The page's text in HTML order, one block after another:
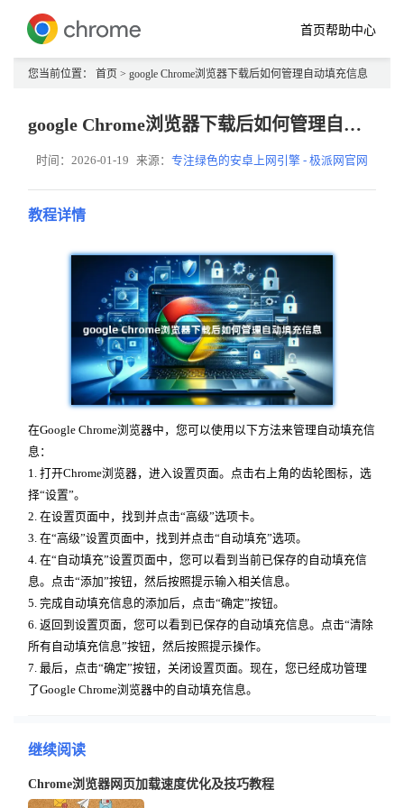
首页帮助中心
您当前位置： 首页 > google Chrome浏览器下载后如何管理自动填充信息
google Chrome浏览器下载后如何管理自动填充信息
时间：2026-01-19 来源：专注绿色的安卓上网引擎 - 极派网官网
教程详情
在Google Chrome浏览器中，您可以使用以下方法来管理自动填充信
息：
1. 打开Chrome浏览器，进入设置页面。点击右上角的齿轮图标，选
择“设置”。
2. 在设置页面中，找到并点击“高级”选项卡。
3. 在“高级”设置页面中，找到并点击“自动填充”选项。
4. 在“自动填充”设置页面中，您可以看到当前已保存的自动填充信
息。点击“添加”按钮，然后按照提示输入相关信息。
5. 完成自动填充信息的添加后，点击“确定”按钮。
6. 返回到设置页面，您可以看到已保存的自动填充信息。点击“清除
所有自动填充信息”按钮，然后按照提示操作。
7. 最后，点击“确定”按钮，关闭设置页面。现在，您已经成功管理
了Google Chrome浏览器中的自动填充信息。
继续阅读
Chrome浏览器网页加载速度优化及技巧教程